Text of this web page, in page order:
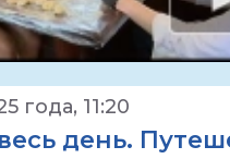
года, 11:20
день.